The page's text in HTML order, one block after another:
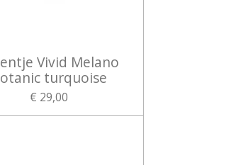
Vivid Melano
turquoise
€ 29,00